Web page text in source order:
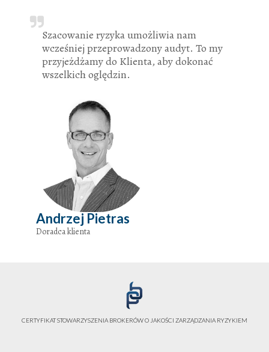
Szacowanie ryzyka umożliwia nam
wcześniej przeprowadzony audyt. To my
przyjeżdżamy do Klienta, aby dokonać
wszelkich oględzin.
Andrzej Pietras
Doradca klienta
CERTYFIKAT STOWARZYSZENIA BROKERÓW O JAKOŚCI ZARZĄDZANIA RYZYKIEM